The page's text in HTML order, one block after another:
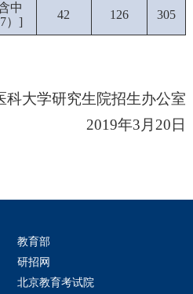
中
）]
42 126 305
科大学研究生院招生办公室
2019年3 月 20 日
教育部
研招网
北京教育考试院